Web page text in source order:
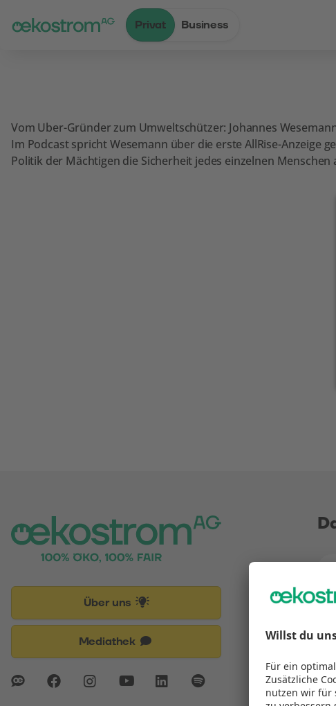
Privat Business
Vom Uber-Gründer zum Umweltschützer: Johannes
Im Podcast spricht Wesemann über die erste AllRise-Anzeige
Politik der Mächtigen die Sicherheit jedes einzelnen
Über uns
Mediathek